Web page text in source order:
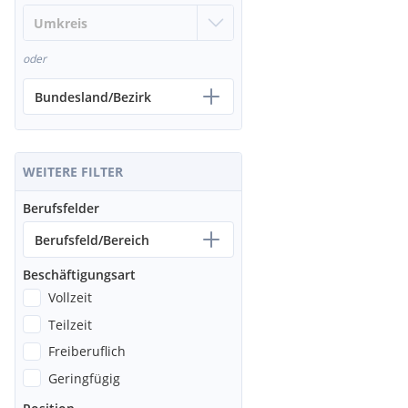
oder
Bundesland/Bezirk
WEITERE FILTER
Berufsfelder
Berufsfeld/Bereich
Beschäftigungsart
Vollzeit
Teilzeit
Freiberuflich
Geringfügig